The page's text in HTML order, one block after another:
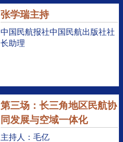
张学瑞主持
中国民航报社中国民航出版社社
长助理
第三场：长三角地区民航协
同发展与空域一体化
主持人：毛亿